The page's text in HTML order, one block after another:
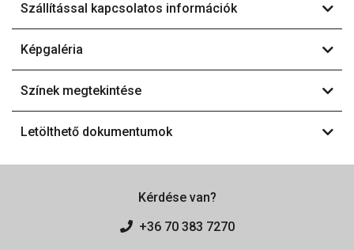
Szállítással kapcsolatos információk
Képgaléria
Színek megtekintése
Letölthető dokumentumok
Kérdése van?
+36 70 383 7270